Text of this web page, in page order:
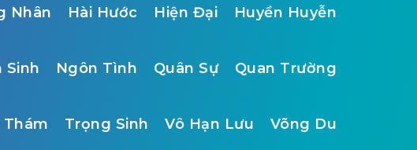
Nhân Hài Hước Hiện Đại Huyền Huyễn
Sinh Ngôn Tình Quân Sự Quan Trường
Thám Trọng Sinh Vô Hạn Lưu Võng Du